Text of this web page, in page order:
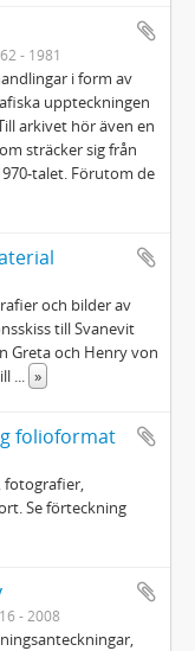
- 1981
i form av
uppteckningen
arkivet hör även en
sträcker sig från
talet. Förutom de
och bilder av
till Svanevit
Greta och Henry von
... »
folioformat
fotografier,
Se förteckning
- 2008